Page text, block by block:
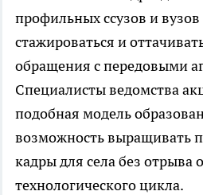
профильных ссузов и вузов
стажироваться и
обращения с передовыми
Специалисты ведомства
подобная модель
возможность выращивать
кадры для села без отрыва
технологического цикла.